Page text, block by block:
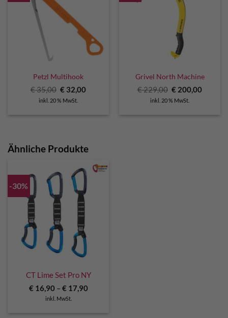
Petzl Multihook
€35,00 Ursprünglicher
Preis
war:
€ 32,00Aktueller
inkl. 20 % MwSt.
Grivel North Machine
€229,00 Ursprünglicher
war:
€ 200,00
inkl. 20 % MwSt.
Ähnliche Produkte
-30%
CT Lime Set Pro NY
€ 16,90– € 17,90
inkl. MwSt.